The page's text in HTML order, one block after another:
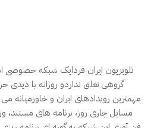
تلویزیون ایران فردایک شبکه
گروهی تعلق نداردو روزانه با دیدی
مسایل جاری روز، برنامه های مستند،